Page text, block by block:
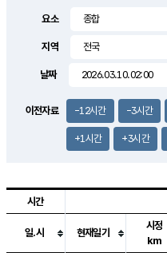
1.3m/s
요소
지역
날짜
이전자료 -12시간 -3시간
+1시간 +3시간
시간
일.시 현재일기
시정
km